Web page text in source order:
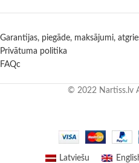
Garantijas, piegāde, maksājumi,
Privātuma politika
FAQc
© 2022 Nartiss.lv
Latviešu